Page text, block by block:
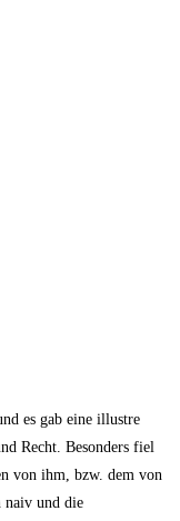
es gab eine illustre
Recht. Besonders fiel
von ihm, bzw. dem von
naiv und die